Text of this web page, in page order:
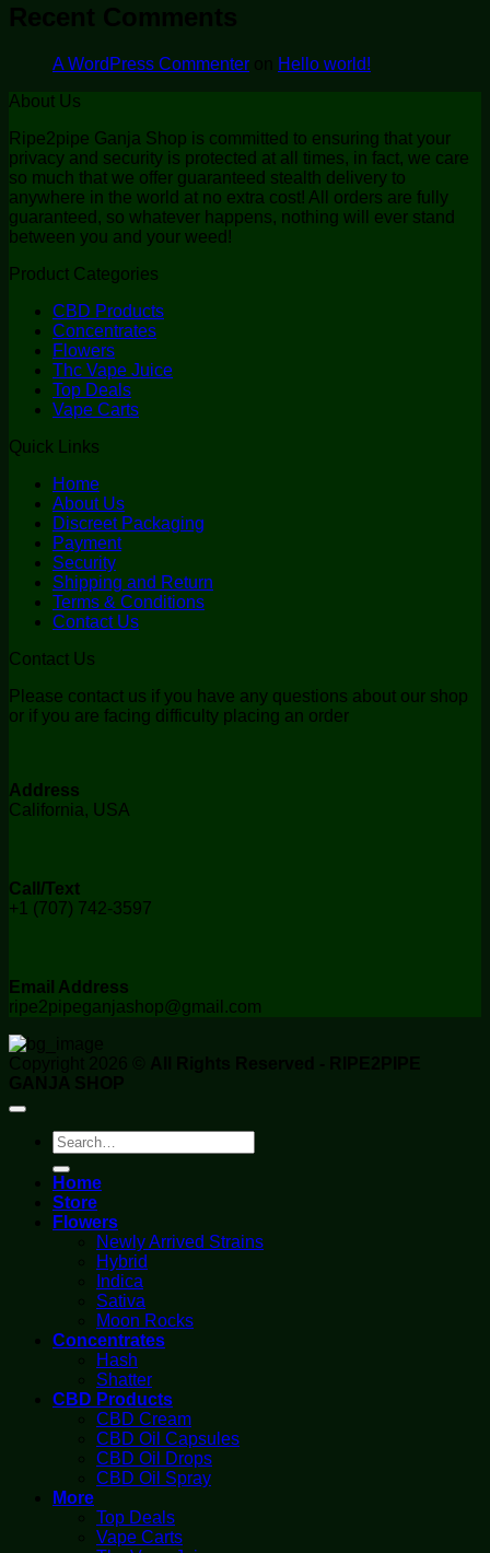
Recent Comments
A WordPress Commenter on
Hello world!
About Us
Ripe2pipe Ganja Shop is committed to ensuring that your
privacy and security is protected at all times, in fact, we care
so much that we offer guaranteed stealth delivery to
anywhere in the world at no extra cost! All orders are fully
guaranteed, so whatever happens, nothing will ever stand
between you and your weed!
Product Categories
CBD Products
Concentrates
Flowers
Thc Vape Juice
Top Deals
Vape Carts
Quick Links
Home
About Us
Discreet Packaging
Payment
Security
Shipping and Return
Terms & Conditions
Contact Us
Contact Us
Please contact us if you have any questions about our shop
or if you are facing difficulty placing an order
Address
California, USA
Call/Text
+1 (707) 742-3597
Email Address
ripe2pipeganjashop@gmail.com
Copyright 2026 © All Rights Reserved - RIPE2PIPE
GANJA SHOP
Search
for:
Home
Store
Flowers
Newly Arrived Strains
Hybrid
Indica
Sativa
Moon Rocks
Concentrates
Hash
Shatter
CBD Products
CBD Cream
CBD Oil Capsules
CBD Oil Drops
CBD Oil Spray
More
Top Deals
Vape Carts